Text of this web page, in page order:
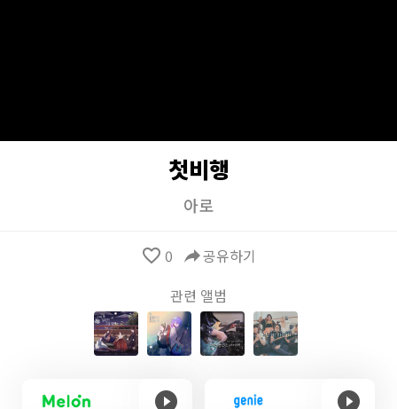
첫비행
아로
favorite_border 0 reply공유하기
관련 앨범